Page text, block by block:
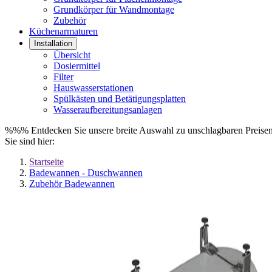
Grundkörper für Wandmontage
Zubehör
Küchenarmaturen
Installation
Übersicht
Dosiermittel
Filter
Hauswasserstationen
Spülkästen und Betätigungsplatten
Wasseraufbereitungsanlagen
%%% Entdecken Sie unsere breite Auswahl zu unschlagbaren
Sie sind hier:
Startseite
Badewannen - Duschwannen
Zubehör Badewannen